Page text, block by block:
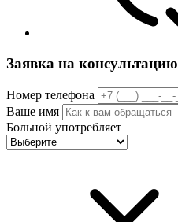
Заявка на консультацию
Номер телефона
Ваше имя
Больной употребляет